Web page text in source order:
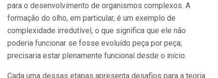
para o desenvolvimento de organismos complexos. A
formação do olho, em particular, é um exemplo de
complexidade irredutível, o que significa que ele não
poderia funcionar se fosse evoluído peça por peça;
precisaria estar plenamente funcional desde o início.
Cada uma dessas etapas apresenta desafios para a teoria